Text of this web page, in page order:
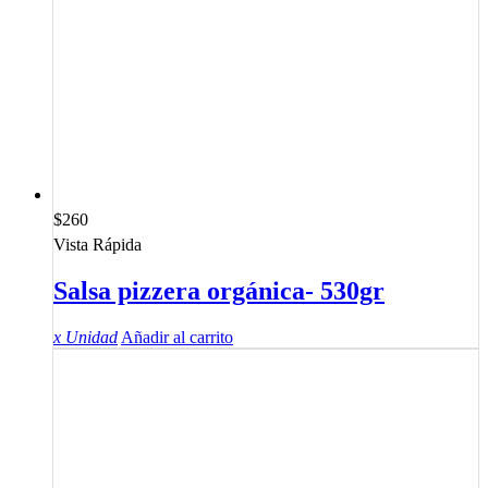
$260
Vista Rápida
Salsa pizzera orgánica- 530gr
x Unidad Añadir al carrito